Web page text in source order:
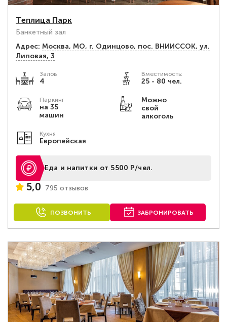
Теплица Парк
Банкетный зал
Адрес: Москва, МО, г. Одинцово, пос. ВНИИССОК, ул.
Липовая, 3
Залов
4
Вместимость:
25 - 80 чел.
Паркинг
на 35
машин
Можно
свой
алкоголь
Кухня
Европейская
Еда и напитки от 5500 Р/чел.
5,0 795 отзывов
ПОЗВОНИТЬ ЗАБРОНИРОВАТЬ